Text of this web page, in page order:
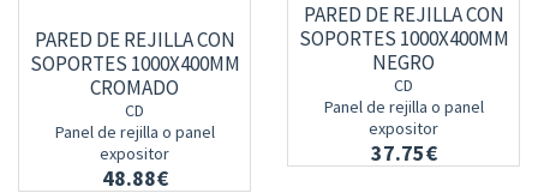
PARED DE REJILLA CON
SOPORTES 1000X400MM
CROMADO
CD
Panel de rejilla o panel
expositor
48.88€
PARED DE REJILLA CON
SOPORTES 1000X400MM
NEGRO
CD
Panel de rejilla o panel
expositor
37.75€